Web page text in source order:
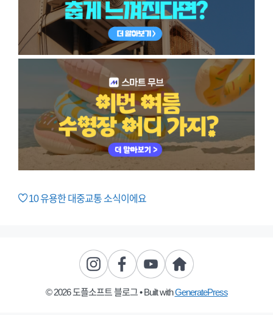
10유용한 대중교통 소식이에요
© 2026 도플소프트 블로그• Built withGeneratePress